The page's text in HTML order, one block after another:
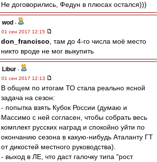
Не договорились, Федун в плюсах остался)))
wod -
01 сен 2017 12:15
don_francisco , там до 4-го числа моё место
никто вроде не мог выкупить
Libur -
01 сен 2017 12:13
В общем по итогам ТО стала реально ясной
задача на сезон:
- попытка взять Кубок России (думаю и
Массимо с ней согласен, чтобы собрать весь
комплект русских наград и спокойно уйти по
окончанию сезона в какую-нибудь Аталанту ГТ
от дикостей местного руководства).
- выход в ЛЕ, что даст галочку типа "рост